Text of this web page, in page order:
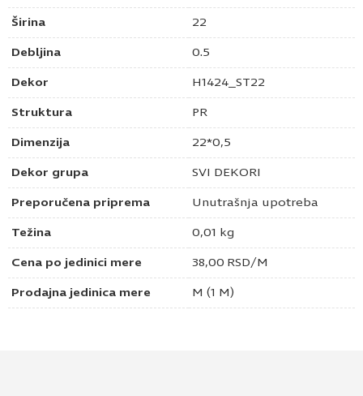
Širina 22
Debljina 0.5
Dekor H1424_ST22
Struktura PR
Dimenzija 22*0,5
Dekor grupa SVI DEKORI
Preporučena priprema Unutrašnja upotreba
Težina 0,01 kg
Cena po jedinici mere 38,00 RSD/M
Prodajna jedinica mere M (1 M)